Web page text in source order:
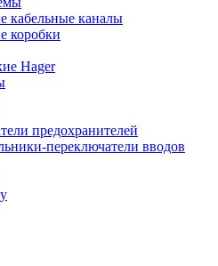
кабельные каналы
коробки
Hager
предохранителей
переключатели вводов